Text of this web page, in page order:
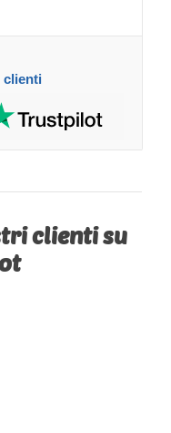
clienti
clienti su